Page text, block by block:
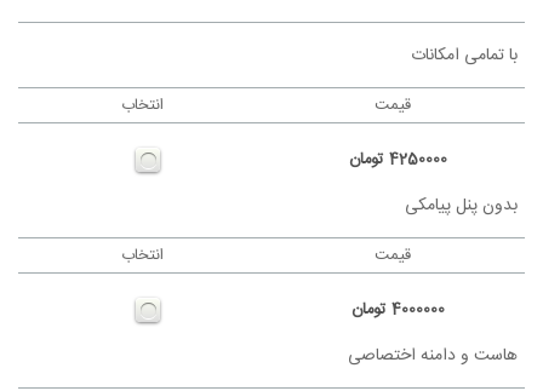
با تمامی امکانات
انتخاب قیمت
4250000 تومان
بدون پنل پیامکی
انتخاب قیمت
4000000 تومان
هاست و دامنه اختصاصی